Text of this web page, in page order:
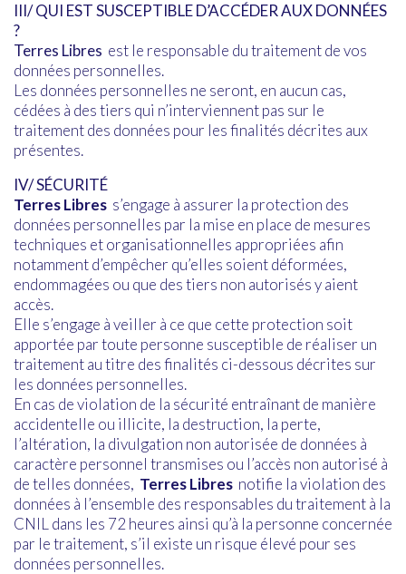
III/ QUI EST SUSCEPTIBLE D’ACCÉDER AUX DONNÉES
?
Terres Libres est le responsable du traitement de vos
données personnelles.
Les données personnelles ne seront, en aucun cas,
cédées à des tiers qui n’interviennent pas sur le
traitement des données pour les finalités décrites aux
présentes.
IV/ SÉCURITÉ
Terres Libres s’engage à assurer la protection des
données personnelles par la mise en place de mesures
techniques et organisationnelles appropriées afin
notamment d’empêcher qu’elles soient déformées,
endommagées ou que des tiers non autorisés y aient
accès.
Elle s’engage à veiller à ce que cette protection soit
apportée par toute personne susceptible de réaliser un
traitement au titre des finalités ci-dessous décrites sur
les données personnelles.
En cas de violation de la sécurité entraînant de manière
accidentelle ou illicite, la destruction, la perte,
l’altération, la divulgation non autorisée de données à
caractère personnel transmises ou l’accès non autorisé à
de telles données, Terres Libres notifie la violation des
données à l’ensemble des responsables du traitement à la
CNIL dans les 72 heures ainsi qu’à la personne concernée
par le traitement, s’il existe un risque élevé pour ses
données personnelles.